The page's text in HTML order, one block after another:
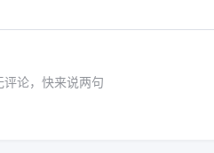
评论，快来说两句